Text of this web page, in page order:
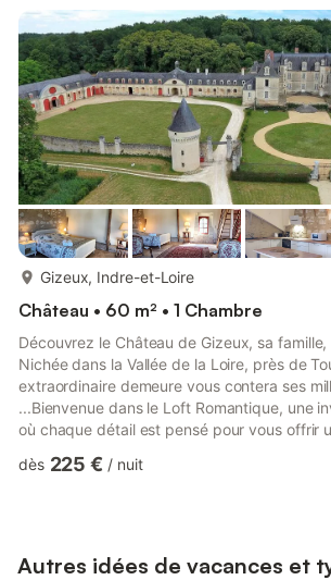
de partager de bons moments
Gizeux, Indre-et-Loire
Château • 60 m² • 1 Chambre
Découvrez le Château de Gizeux, sa famille,
Nichée dans la Vallée de la Loire, près de
extraordinaire demeure vous contera ses
...Bienvenue dans le Loft Romantique, une
où chaque détail est pensé pour vous offrir
raffinement se mêle à l'histoire, où les
chaleureuse et...
dès 225 € / nuit
Autres idées de vacances et